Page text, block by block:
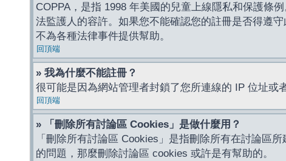
COPPA，是指 1998 年美國的兒童上線隱私和保護條
法監護人的容許。如果您不能確認您的註冊是否得遵
不為各種法律事件提供幫助。
回頂端
» 我為什麼不能註冊？
很可能是因為網站管理者封鎖了您所連線的 IP 位址或
回頂端
» 「刪除所有討論區 Cookies」是做什麼用？
「刪除所有討論區 Cookies」是指刪除所有在討論區
的問題，那麼刪除討論區 cookies 或許是有幫助的。